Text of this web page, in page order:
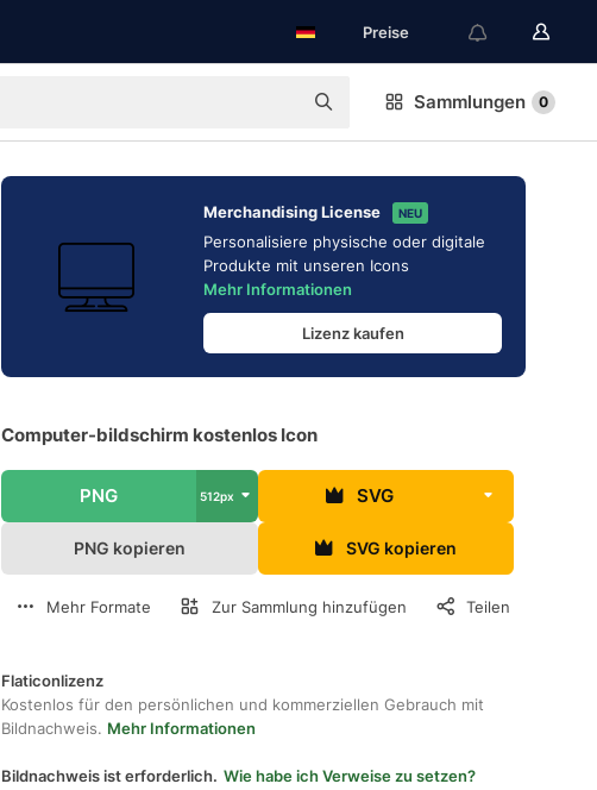
Preise
Sammlungen 0
Merchandising License NEU
Personalisiere physische oder digitale
Produkte mit unseren Icons
Mehr Informationen
Lizenz kaufen
Computer-bildschirm kostenlos Icon
PNG 512px SVG
PNG kopieren SVG kopieren
Mehr Formate Zur Sammlung hinzufügen Teilen
Flaticonlizenz
Kostenlos für den persönlichen und kommerziellen Gebrauch mit
Bildnachweis. Mehr Informationen
Bildnachweis ist erforderlich. Wie habe ich Verweise zu setzen?